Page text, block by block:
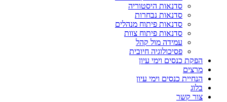
סדנאות היסטוריה
סדנאות נבחרות
סדנאות פיתוח מנהלים
סדנאות פיתוח צוות
עמידה מול קהל
פסיכולוגיה חיובית
הפקת כנסים וימי עיון
מרצים
הנחיית כנסים וימי עיון
בלוג
צור קשר